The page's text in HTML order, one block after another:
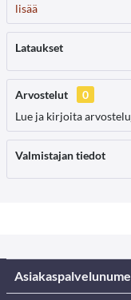
lisää
Lataukset
Arvostelut
0
Lue ja kirjoita
Valmistajan tiedot